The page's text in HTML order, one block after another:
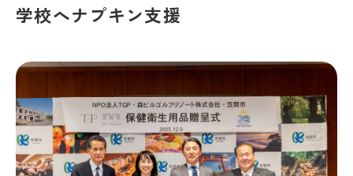
学校へナプキン支援